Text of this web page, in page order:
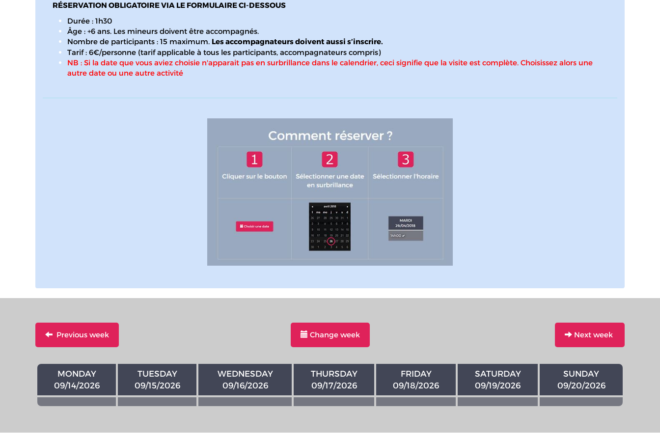
RÉSERVATION OBLIGATOIRE VIA LE FORMULAIRE CI-DESSOUS
Durée : 1h30
Âge : +6 ans. Les mineurs doivent être accompagnés.
Nombre de participants : 15 maximum. Les accompagnateurs doivent aussi s’inscrire.
Tarif : 6€/personne (tarif applicable à tous les participants, accompagnateurs compris)
NB : Si la date que vous aviez choisie n'apparait pas en surbrillance dans le calendrier, ceci signifie que la visite est complète. Choisissez alors une
autre date ou une autre activité
Previous week Change week Next week
MONDAY
09/14/2026
TUESDAY
09/15/2026
WEDNESDAY
09/16/2026
THURSDAY
09/17/2026
FRIDAY
09/18/2026
SATURDAY
09/19/2026
SUNDAY
09/20/2026